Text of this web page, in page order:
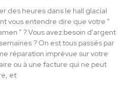
des heures dans le hall glacial
vous entendre dire que votre "
" ? Vous avez besoin d'argent
? On est tous passés par
réparation imprévue sur votre
ou à une facture qui ne peut
et